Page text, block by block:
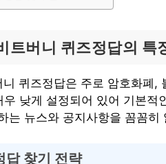
트버니 퀴즈정답의 특
퀴즈정답은 주로 암호화폐,
우 낮게 설정되어 있어 기본
는 뉴스와 공지사항을 꼼꼼
답 찾기 전략